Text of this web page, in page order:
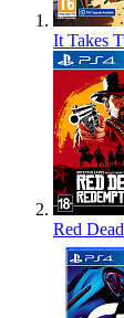
It Takes
Red